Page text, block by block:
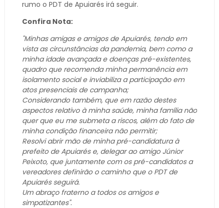
rumo o PDT de Apuiarés irá seguir.
Confira Nota:
"Minhas amigas e amigos de Apuiarés, tendo em
vista as circunstâncias da pandemia, bem como a
minha idade avançada e doenças pré-existentes,
quadro que recomenda minha permanência em
isolamento social e inviabiliza a participação em
atos presenciais de campanha;
Considerando também, que em razão destes
aspectos relativo à minha saúde, minha família não
quer que eu me submeta a riscos, além do fato de
minha condição financeira não permitir;
Resolvi abrir mão de minha pré-candidatura à
prefeito de Apuiarés e, delegar ao amigo Júnior
Peixoto, que juntamente com os pré-candidatos a
vereadores definirão o caminho que o PDT de
Apuiarés seguirá.
Um abraço fraterno a todos os amigos e
simpatizantes".